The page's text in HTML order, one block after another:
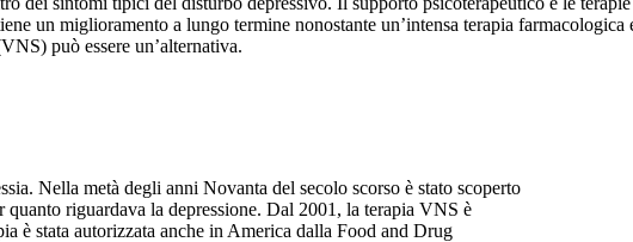
un miglioramento a lungo termine nonostante un’intensa terapia farmacologica
può essere un’alternativa.
Nella metà degli anni Novanta del secolo scorso è stato scoperto
riguardava la depressione. Dal 2001, la terapia VNS è
è stata autorizzata anche in America dalla Food and Drug